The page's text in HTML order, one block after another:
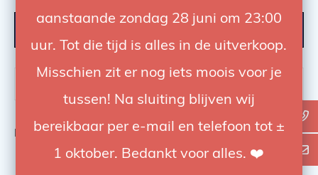
aanstaande zondag 28 juni om 23:00
uur. Tot die tijd is alles in de uitverkoop.
Misschien zit er nog iets moois voor je
tussen! Na sluiting blijven wij
bereikbaar per e-mail en telefoon tot ±
1 oktober. Bedankt voor alles. ❤️
Bekijk0 van de 0 producten